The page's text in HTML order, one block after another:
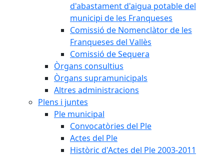
d'abastament d'aigua potable del
municipi de les Franqueses
Comissió de Nomenclàtor de les
Franqueses del Vallès
Comissió de Sequera
Òrgans consultius
Òrgans supramunicipals
Altres administracions
Plens i juntes
Ple municipal
Convocatòries del Ple
Actes del Ple
Històric d'Actes del Ple 2003-2011